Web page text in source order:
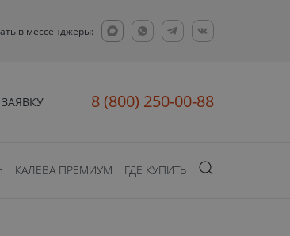
в мессенджеры:
8 (800) 250-00-88
КАЛЕВА ПРЕМИУМ ГДЕ КУПИТЬ